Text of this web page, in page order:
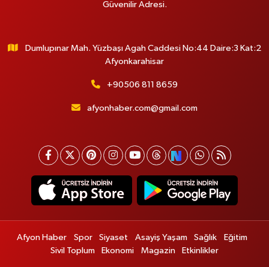
Güvenilir Adresi.
Dumlupınar Mah. Yüzbaşı Agah Caddesi No:44 Daire:3 Kat:2
Afyonkarahisar
+90506 811 8659
afyonhaber.com@gmail.com
Afyon Haber Spor Siyaset Asayiş Yaşam Sağlık
Eğitim
Sivil Toplum
Ekonomi Magazin Etkinlikler